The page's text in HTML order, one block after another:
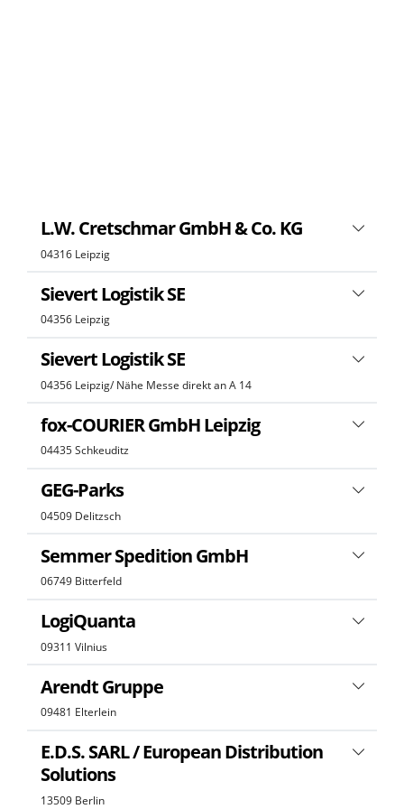
L.W. Cretschmar GmbH & Co. KG
04316 Leipzig
Sievert Logistik SE
04356 Leipzig
Sievert Logistik SE
04356 Leipzig/ Nähe Messe direkt an A 14
fox-COURIER GmbH Leipzig
04435 Schkeuditz
GEG-Parks
04509 Delitzsch
Semmer Spedition GmbH
06749 Bitterfeld
LogiQuanta
09311 Vilnius
Arendt Gruppe
09481 Elterlein
E.D.S. SARL / European Distribution
Solutions
13509 Berlin